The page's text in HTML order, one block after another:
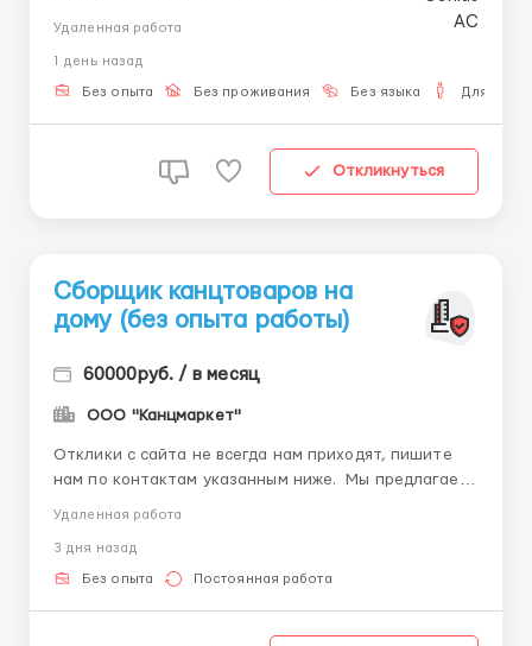
усилий? 📈 Присоединяйся к нашей международной
любимого кафе! 🔹 Что мы предлагаем: Высокий
процент: 40–50% от общего баланса чата 💰
Удаленная работа
1 день назад
Без опыта Без проживания Без языка Для
Откликнуться
Сборщик канцтоваров на
дому (без опыта работы)
60000руб. / в месяц
ООО "Канцмаркет"
Отклики с сайта не всегда нам приходят, пишите
нам по контактам указанным ниже. Мы предлагаем:
высокую оплату труда, свободный график,
основной работой или учебой. Обязанности;
качественная сборка канцелярской продукции,
Удаленная работа
3 дня назад
Без опыта Постоянная работа